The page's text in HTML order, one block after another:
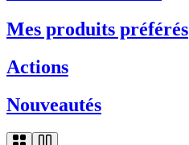
Mes produits préférés
Actions
Nouveautés